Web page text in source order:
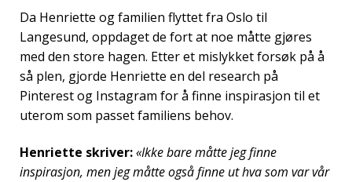
Da Henriette og familien flyttet fra Oslo til
Langesund, oppdaget de fort at noe måtte gjøres
med den store hagen. Etter et mislykket forsøk på å
så plen, gjorde Henriette en del research på
Pinterest og Instagram for å finne inspirasjon til et
uterom som passet familiens behov.
Henriette skriver:«Ikke bare måtte jeg finne
inspirasjon, men jeg måtte også finne ut hva som var vår